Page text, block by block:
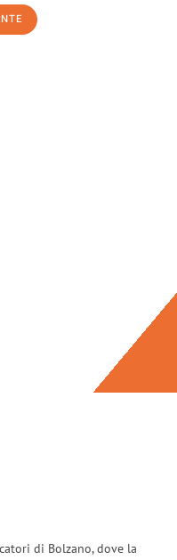
di Bolzano, dove la